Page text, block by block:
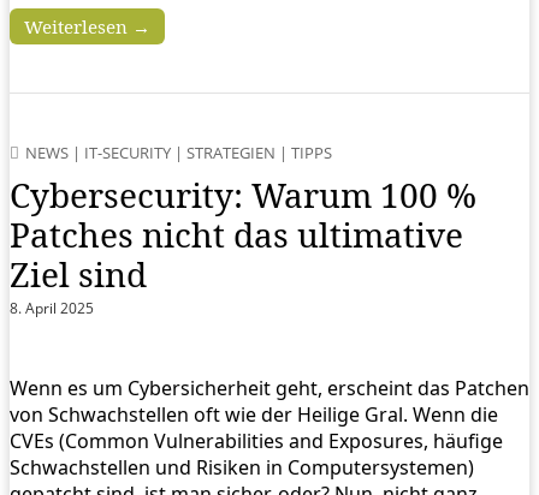
Weiterlesen →
NEWS | IT-SECURITY | STRATEGIEN | TIPPS
Cybersecurity: Warum 100 %
Patches nicht das ultimative
Ziel sind
8. April 2025
Wenn es um Cybersicherheit geht, erscheint das Patchen
von Schwachstellen oft wie der Heilige Gral. Wenn die
CVEs (Common Vulnerabilities and Exposures, häufige
Schwachstellen und Risiken in Computersystemen)